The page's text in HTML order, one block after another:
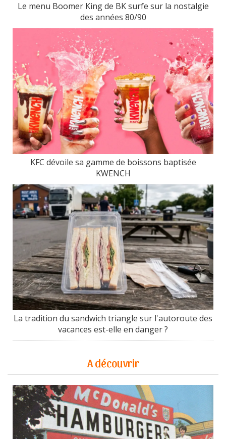
Le menu Boomer King de BK surfe sur la nostalgie
des années 80/90
KFC dévoile sa gamme de boissons baptisée
KWENCH
La tradition du sandwich triangle sur l'autoroute des
vacances est-elle en danger ?
A découvrir